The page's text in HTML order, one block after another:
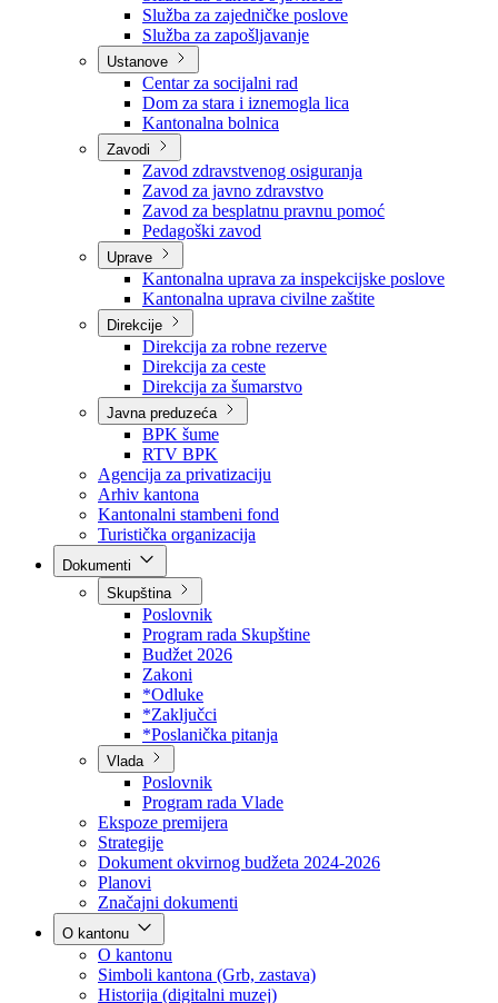
Službe
Služba za odnose s javnošću
Služba za zajedničke poslove
Služba za zapošljavanje
Ustanove
Centar za socijalni rad
Dom za stara i iznemogla lica
Kantonalna bolnica
Zavodi
Zavod zdravstvenog osiguranja
Zavod za javno zdravstvo
Zavod za besplatnu pravnu pomoć
Pedagoški zavod
Uprave
Kantonalna uprava za inspekcijske poslove
Kantonalna uprava civilne zaštite
Direkcije
Direkcija za robne rezerve
Direkcija za ceste
Direkcija za šumarstvo
Javna preduzeća
BPK šume
RTV BPK
Agencija za privatizaciju
Arhiv kantona
Kantonalni stambeni fond
Turistička organizacija
Skupština
Poslovnik
Program rada Skupštine
Budžet 2026
Zakoni
*Odluke
*Zaključci
*Poslanička pitanja
Vlada
Poslovnik
Program rada Vlade
Ekspoze premijera
Strategije
Dokument okvirnog budžeta 2024-2026
Planovi
Značajni dokumenti
O kantonu